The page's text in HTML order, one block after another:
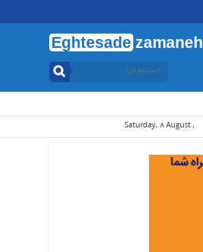
Eghtesade zamaneh